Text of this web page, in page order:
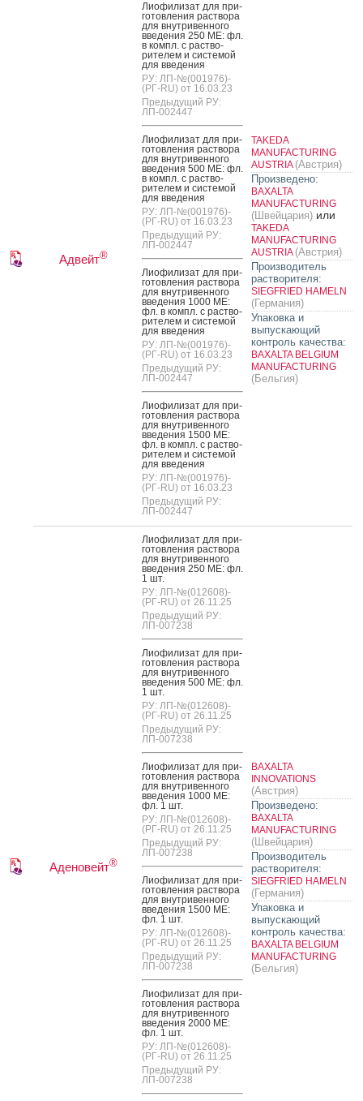
Адвейт®
Ли­офи­лизат для при­
готов­ле­ния рас­тво­ра
для внут­ри­вен­но­го
вве­дения 250 МЕ: фл.
в компл. с рас­тво­
рите­лем и сис­те­мой
для вве­дения
РУ: ЛП-№(001976)-
(РГ-RU) от 16.03.23
Предыдущий РУ:
ЛП-002447
Ли­офи­лизат для при­
готов­ле­ния рас­тво­ра
для внут­ри­вен­но­го
вве­дения 500 МЕ: фл.
в компл. с рас­тво­
рите­лем и сис­те­мой
для вве­дения
РУ: ЛП-№(001976)-
(РГ-RU) от 16.03.23
Предыдущий РУ:
ЛП-002447
Ли­офи­лизат для при­
готов­ле­ния рас­тво­ра
для внут­ри­вен­но­го
вве­дения 1000 МЕ:
фл. в компл. с рас­тво­
рите­лем и сис­те­мой
для вве­дения
РУ: ЛП-№(001976)-
(РГ-RU) от 16.03.23
Предыдущий РУ:
ЛП-002447
Ли­офи­лизат для при­
готов­ле­ния рас­тво­ра
для внут­ри­вен­но­го
вве­дения 1500 МЕ:
фл. в компл. с рас­тво­
рите­лем и сис­те­мой
для вве­дения
РУ: ЛП-№(001976)-
(РГ-RU) от 16.03.23
Предыдущий РУ:
ЛП-002447
TAKEDA
MANUFACTURING
AUSTRIA (Австрия)
Произведено:
BAXALTA
MANUFACTURING
(Швейцария) или
TAKEDA
MANUFACTURING
AUSTRIA (Австрия)
Производитель
растворителя:
SIEGFRIED HAMELN
(Германия)
Упаковка и
выпускающий
контроль качества:
BAXALTA BELGIUM
MANUFACTURING
(Бельгия)
Аденовейт®
Ли­офи­лизат для при­
готов­ле­ния рас­тво­ра
для внут­ри­вен­но­го
вве­дения 250 МЕ: фл.
1 шт.
РУ: ЛП-№(012608)-
(РГ-RU) от 26.11.25
Предыдущий РУ:
ЛП-007238
Ли­офи­лизат для при­
готов­ле­ния рас­тво­ра
для внут­ри­вен­но­го
вве­дения 500 МЕ: фл.
1 шт.
РУ: ЛП-№(012608)-
(РГ-RU) от 26.11.25
Предыдущий РУ:
ЛП-007238
Ли­офи­лизат для при­
готов­ле­ния рас­тво­ра
для внут­ри­вен­но­го
вве­дения 1000 МЕ:
фл. 1 шт.
РУ: ЛП-№(012608)-
(РГ-RU) от 26.11.25
Предыдущий РУ:
ЛП-007238
Ли­офи­лизат для при­
готов­ле­ния рас­тво­ра
для внут­ри­вен­но­го
вве­дения 1500 МЕ:
фл. 1 шт.
РУ: ЛП-№(012608)-
(РГ-RU) от 26.11.25
Предыдущий РУ:
ЛП-007238
Ли­офи­лизат для при­
готов­ле­ния рас­тво­ра
для внут­ри­вен­но­го
вве­дения 2000 МЕ:
фл. 1 шт.
РУ: ЛП-№(012608)-
(РГ-RU) от 26.11.25
Предыдущий РУ:
ЛП-007238
BAXALTA
INNOVATIONS
(Австрия)
Произведено:
BAXALTA
MANUFACTURING
(Швейцария)
Производитель
растворителя:
SIEGFRIED HAMELN
(Германия)
Упаковка и
выпускающий
контроль качества:
BAXALTA BELGIUM
MANUFACTURING
(Бельгия)